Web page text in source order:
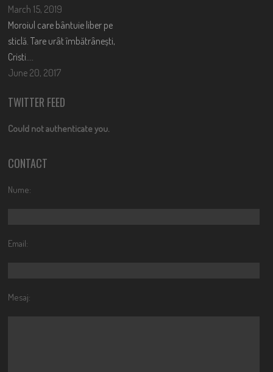
March 15, 2019
Moroiul care bântuie liber pe
sticlă. Tare urât îmbătrânești,
Cristi….
June 20, 2017
TWITTER FEED
Could not authenticate you.
CONTACT
Nume:
Email:
Mesaj: